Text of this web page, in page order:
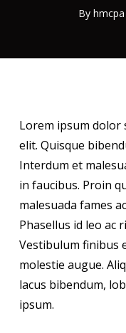
By hmcpa
Lorem ipsum dolor
elit. Quisque
Interdum et
in faucibus. Proin
malesuada fames
Phasellus id leo ac
Vestibulum finibus
molestie augue.
lacus bibendum,
ipsum.